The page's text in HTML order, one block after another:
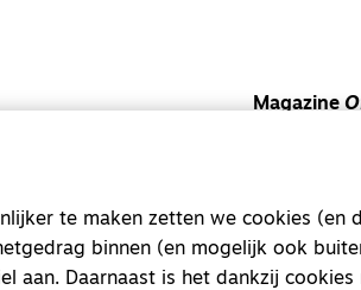
Magazine
Magazine
Kvk-
te maken zetten we cookies
binnen (en mogelijk ook
aan. Daarnaast is het dankzij